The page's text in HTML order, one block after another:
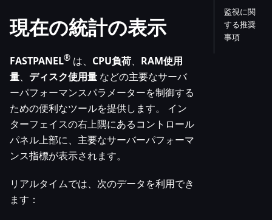
現在の統計の表示
FASTPANEL® は、 CPU負荷、 RAM使用
量、 ディスク使用量 などの主要なサーバ
ーパフォーマンスパラメーターを制御する
ための便利なツールを提供します。 イン
ターフェイスの右上隅にあるコントロール
パネル上部に、主要なサーバーパフォーマ
ンス指標が表示されます。
リアルタイムでは、次のデータを利用でき
ます：
監視に関
する推奨
事項